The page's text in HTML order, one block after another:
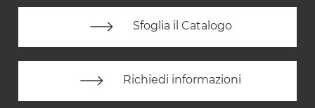
Sfoglia il Catalogo
Richiedi informazioni